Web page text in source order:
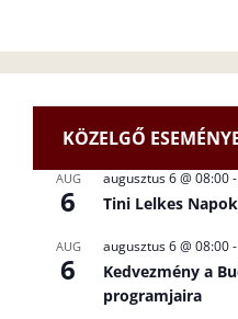
KÖZELGŐ
AUG
6
augusztus 6 @ 08:00-
Tini Lelkes Napok
AUG
6
augusztus 6 @ 08:00-
Kedvezmény a
programjaira